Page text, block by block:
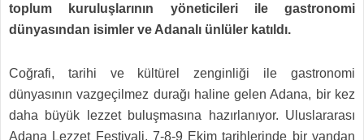
toplum kuruluşlarının yöneticileri ile gastronomi
dünyasından isimler ve Adanalı ünlüler katıldı.
Coğrafi, tarihi ve kültürel zenginliği ile gastronomi
dünyasının vazgeçilmez durağı haline gelen Adana, bir kez
daha büyük lezzet buluşmasına hazırlanıyor. Uluslararası
Adana Lezzet Festivali, 7-8-9 Ekim tarihlerinde bir yandan